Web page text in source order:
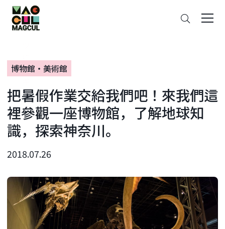
ン
テ
ン
に
ス
ッ
プ
博物館・美術館
把暑假作業交給我們吧！來我們這
裡參觀一座博物館，了解地球知
識，探索神奈川。
2018.07.26